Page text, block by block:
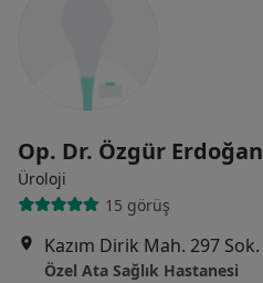
Op. Dr. Özgür Erdoğan
Üroloji
15 görüş
Özel Ata Sağlık Hastanesi